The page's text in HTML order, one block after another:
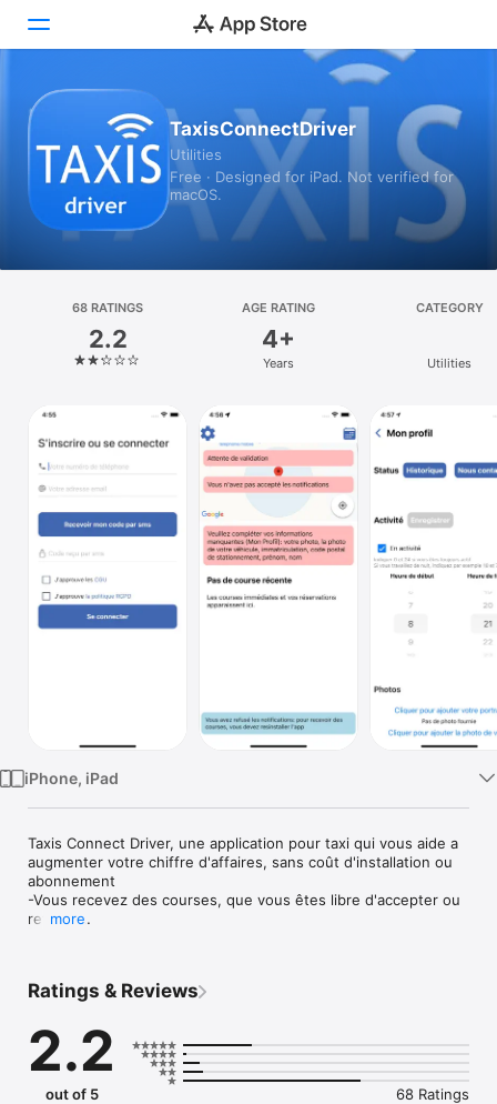
Today
Games
Apps
Platform
iPhone
Mac
Vision
Watch
TV
TaxisConnectDriver
Utilities
Free · Designed for iPad. Not verified for
macOS.
68 RATINGS
2.2
AGE RATING
4+
Years
CATEGORY
Utilities
iPhone, iPad
Taxis Connect Driver, une application pour taxi qui vous aide a
augmenter votre chiffre d'affaires, sans coût d'installation ou
abonnement
-Vous recevez des courses, que vous êtes libre d'accepter ou
refuser
-Simple à utiliser: pas besoin d'indiquer votre localisation ou si
Encore plus de courses, Taxis Connect est votre partenaire au
quotidien!
more
Ratings & Reviews
2.2
out of 5 68 Ratings